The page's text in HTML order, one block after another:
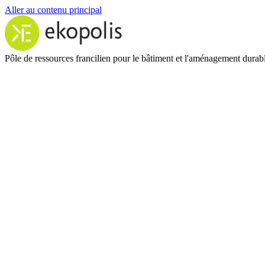
Aller au contenu principal
Pôle de ressources francilien pour le bâtiment et l'aménagement